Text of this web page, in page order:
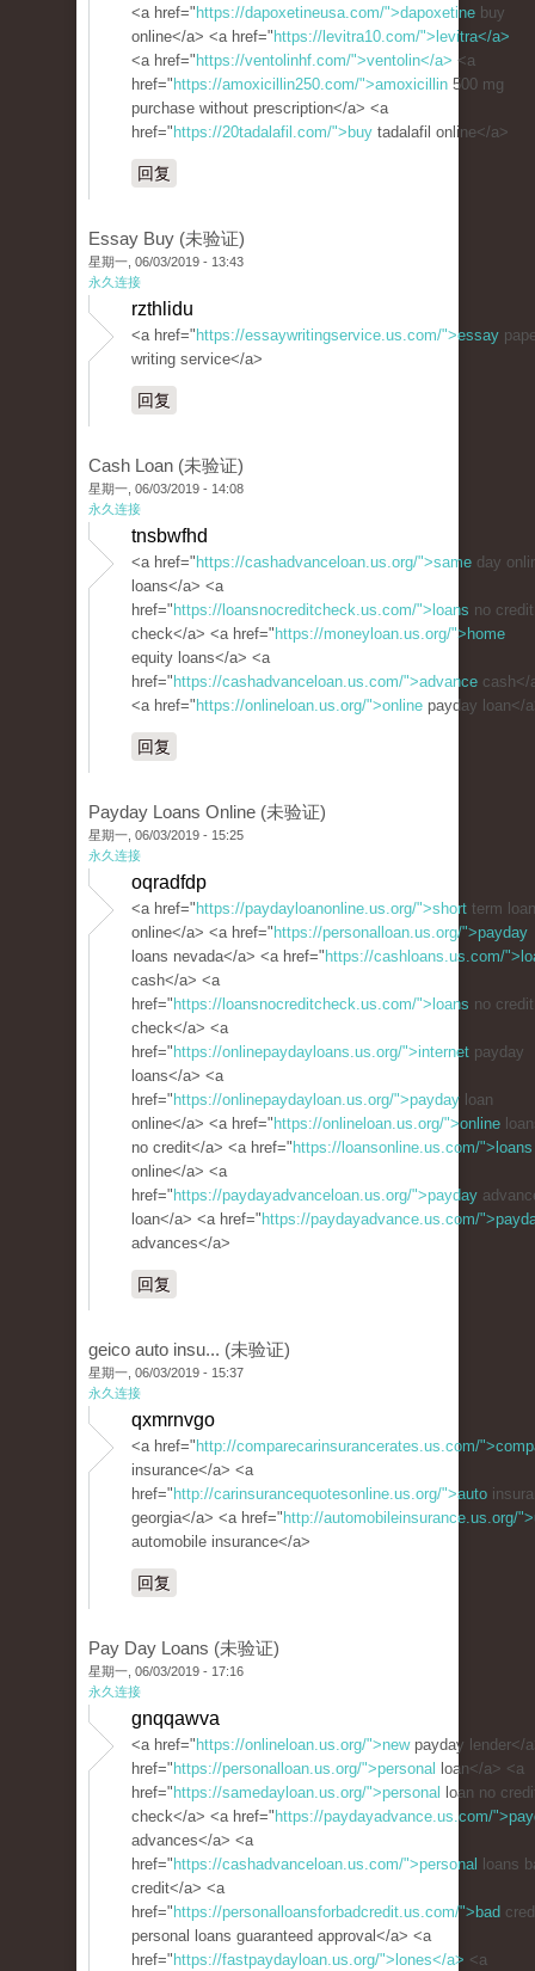
<a href=" https://dapoxetineusa.com/">dapoxetine buy
online</a> <a href=" https://levitra10.com/">levitra</a>
<a href=" https://ventolinhf.com/">ventolin</a> <a
href=" https://amoxicillin250.com/">amoxicillin 500 mg
purchase without prescription</a> <a
href=" https://20tadalafil.com/">buy tadalafil online</a>
回复
Essay Buy (未验证)
星期一, 06/03/2019 - 13:43
永久连接
rzthlidu
<a href=" https://essaywritingservice.us.com/">essay
writing service</a>
回复
Cash Loan (未验证)
星期一, 06/03/2019 - 14:08
永久连接
tnsbwfhd
<a href=" https://cashadvanceloan.us.org/">same day
loans</a> <a
href=" https://loansnocreditcheck.us.com/">loans no credit
check</a> <a href=" https://moneyloan.us.org/">home
equity loans</a> <a
href=" https://cashadvanceloan.us.com/">advance cash</
<a href=" https://onlineloan.us.org/">online payday loan</
回复
Payday Loans Online (未验证)
星期一, 06/03/2019 - 15:25
永久连接
oqradfdp
<a href=" https://paydayloanonline.us.org/">short term
online</a> <a href=" https://personalloan.us.org/">payday
loans nevada</a> <a href=" https://cashloans.us.com/
cash</a> <a
href=" https://loansnocreditcheck.us.com/">loans no credit
check</a> <a
href=" https://onlinepaydayloans.us.org/">internet payday
loans</a> <a
href=" https://onlinepaydayloan.us.org/">payday loan
online</a> <a href=" https://onlineloan.us.org/">online
no credit</a> <a href=" https://loansonline.us.com/">loans
online</a> <a
href=" https://paydayadvanceloan.us.org/">payday
loan</a> <a href=" https://paydayadvance.us.com/
advances</a>
回复
geico auto insu... (未验证)
星期一, 06/03/2019 - 15:37
永久连接
qxmrnvgo
<a href=" http://comparecarinsurancerates.us.com/
insurance</a> <a
href=" http://carinsurancequotesonline.us.org/">auto
georgia</a> <a href=" http://automobileinsurance.us.org/
automobile insurance</a>
回复
Pay Day Loans (未验证)
星期一, 06/03/2019 - 17:16
永久连接
gnqqawva
<a href=" https://onlineloan.us.org/">newpayday lender</
href=" https://personalloan.us.org/">personal loan</a> <a
href=" https://samedayloan.us.org/">personal loan no
check</a> <a href=" https://paydayadvance.us.com/
advances</a> <a
href=" https://cashadvanceloan.us.com/">personal
loans
credit</a> <a
href=" https://personalloansforbadcredit.us.com/">bad
personal loans guaranteed approval</a> <a
href=" https://fastpaydayloan.us.org/">lones</a> <a